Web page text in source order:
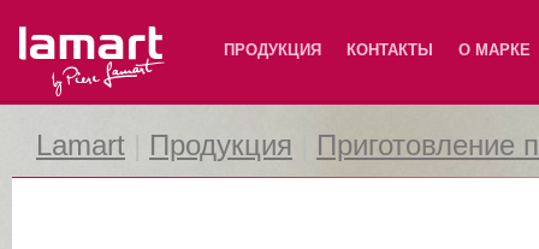
Lamart ПРОДУКЦИЯ КОНТАКТЫ О МАРКЕ
Lamart Продукция Приготовление